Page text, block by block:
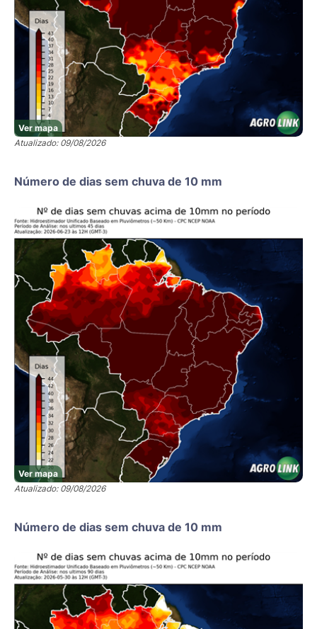
Ver mapa
Atualizado: 09/08/2026
Número de dias sem chuva de 10 mm
Ver mapa
Atualizado: 09/08/2026
Número de dias sem chuva de 10 mm